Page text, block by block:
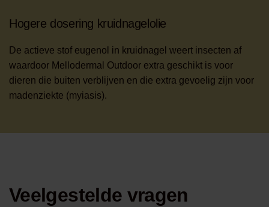
Hogere dosering kruidnagelolie
De actieve stof eugenol in kruidnagel weert insecten af
waardoor Mellodermal Outdoor extra geschikt is voor
dieren die buiten verblijven en die extra gevoelig zijn voor
madenziekte (myiasis).
Veelgestelde vragen